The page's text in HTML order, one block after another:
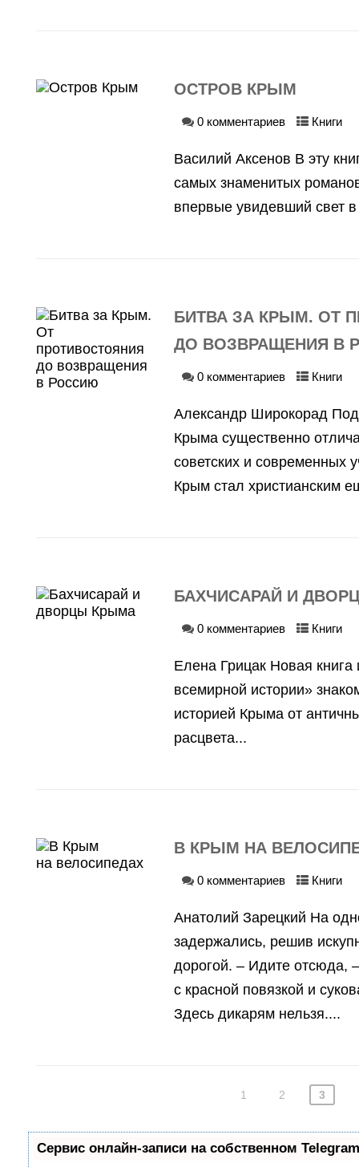
ОСТРОВ КРЫМ
0 комментариев Книги
Василий Аксенов В эту
самых знаменитых
впервые увидевший свет
БИТВА ЗА КРЫМ. ОТ
ДО ВОЗВРАЩЕНИЯ В
0 комментариев Книги
Александр Широкорад
Крыма существенно
советских и современных
Крым стал христианским
БАХЧИСАРАЙ И
0 комментариев Книги
Елена Грицак Новая книга
всемирной истории»
историей Крыма от
расцвета...
В КРЫМ НА
0 комментариев Книги
Анатолий Зарецкий На
задержались, решив
дорогой. – Идите отсюда,
с красной повязкой и
Здесь дикарям нельзя....
1 2 3
Сервис онлайн-записи на собственном